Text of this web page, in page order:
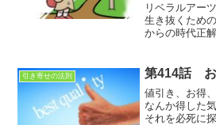
リベラルアー
生き抜くため
からの時代正
引き寄せの法則 第414話 お
値引き、お得
なんか得した
それを必死に